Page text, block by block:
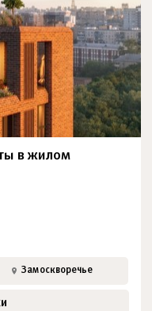
в жилом
Замоскворечье